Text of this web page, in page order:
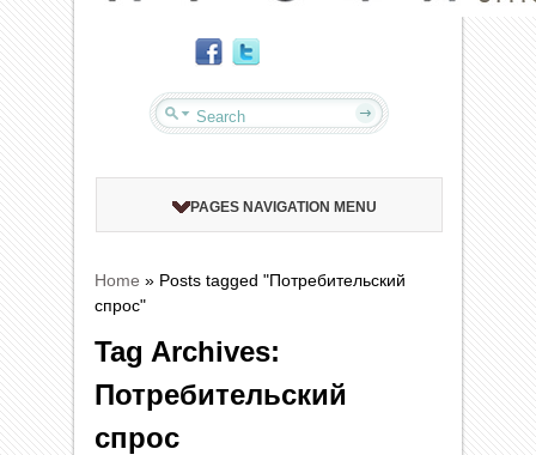
PAGES NAVIGATION MENU
Home » Posts tagged "Потребительский
спрос"
Tag Archives:
Потребительский
спрос